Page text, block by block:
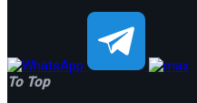
To Top